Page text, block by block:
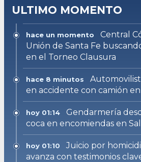
ULTIMO MOMENTO
hace un momento
Central
Unión de Santa Fe
en el Torneo Clausura
hace 8 minutos
en accidente con camión
hoy 01:14
Gendarmería
coca en encomiendas en
hoy 01:10
Juicio por
avanza con testimonios